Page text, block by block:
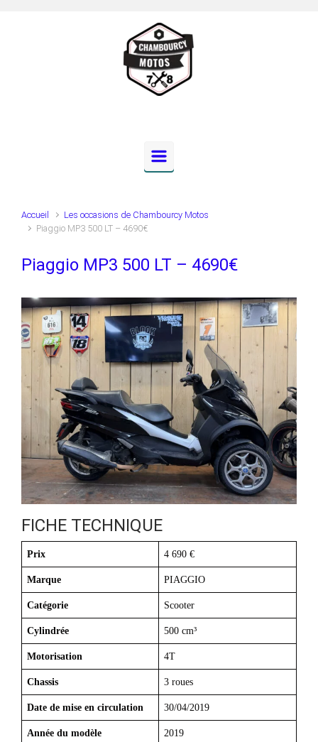
Accueil
Les occasions de Chambourcy Motos
Piaggio MP3 500 LT – 4690€
Piaggio MP3 500 LT – 4690€
FICHE TECHNIQUE
Prix 4 690 €
Marque PIAGGIO
Catégorie Scooter
Cylindrée 500 cm³
Motorisation 4T
Chassis 3 roues
Date de mise en circulation 30/04/2019
Année du modèle 2019